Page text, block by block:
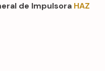
de Impulsora HAZ